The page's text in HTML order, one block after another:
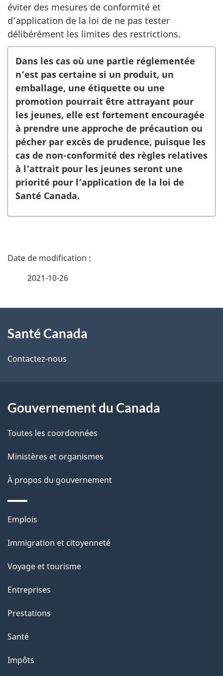
éviter des mesures de conformité et
d’application de la loi de ne pas tester
délibérément les limites des restrictions.
Dans les cas où une partie réglementée
n’est pas certaine si un produit, un
emballage, une étiquette ou une
promotion pourrait être attrayant pour
les jeunes, elle est fortement encouragée
à prendre une approche de précaution ou
pécher par excès de prudence, puisque les
cas de non-conformité des règles relatives
à l’attrait pour les jeunes seront une
priorité pour l’application de la loi de
Santé Canada.
D
i
l
d
e
p
a
2021-10-26
propos
de
site
Santé Canada
Contactez-nous
Gouvernement du Canada
Toutes les coordonnées
Ministères et organismes
À propos du gouvernement
Thèmes
sujets
Emplois
Immigration et citoyenneté
Voyage et tourisme
Entreprises
Prestations
Santé
Impôts